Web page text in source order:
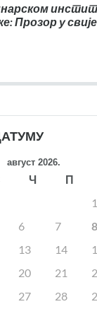
Прозор у
август 2026.
Ч П
1
6 7 8
13 14
20 21
27 28